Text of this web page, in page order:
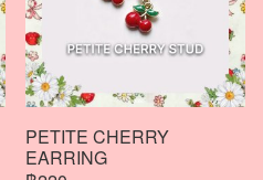
PETITE CHERRY
EARRING